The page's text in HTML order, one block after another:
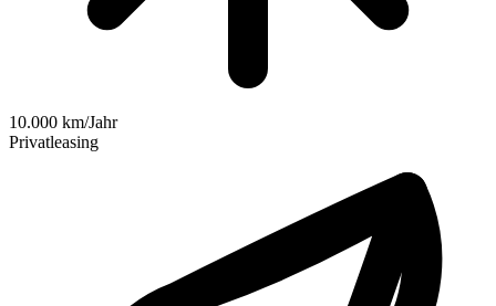
10.000 km/Jahr
Privatleasing